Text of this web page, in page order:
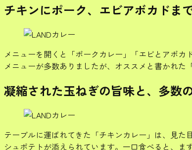
チキンにポーク、エビアボカドま
メニューを開くと「ポークカレー」「エビとアボ
メニューが多数ありましたが、オススメと書かれた
凝縮された玉ねぎの旨味と、多数
テーブルに運ばれてきた「チキンカレー」は、見
シュポテトが添えられています。一口食べると、